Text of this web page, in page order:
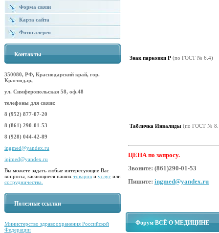
Форма связи
Карта сайта
Фотогалерея
Контакты
350080, РФ, Краснодарский край, гор.
Краснодар,
ул. Симферопольская 58, оф.48
телефоны для связи:
8 (952) 877-07-20
8 (861) 290-01-53
8 (928) 044-42-89
ingmed@yandex.ru
injmed@yandex.ru
Вы можете задать любые интересующие Вас
вопросы, касающиеся наших товаров и услуг или
сотрудничества.
Полезные ссылки
Министерство здравоохранения Российской
Федерации
Знак парковки Р (по ГОСТ № 6.4)
Табличка Инвалиды (по ГОСТ №
ЦЕНА по запросу.
Звоните: (861)290-01-53
Пишите: ingmed@yandex.ru
Форум ВСЁ О МЕДИЦИНЕ